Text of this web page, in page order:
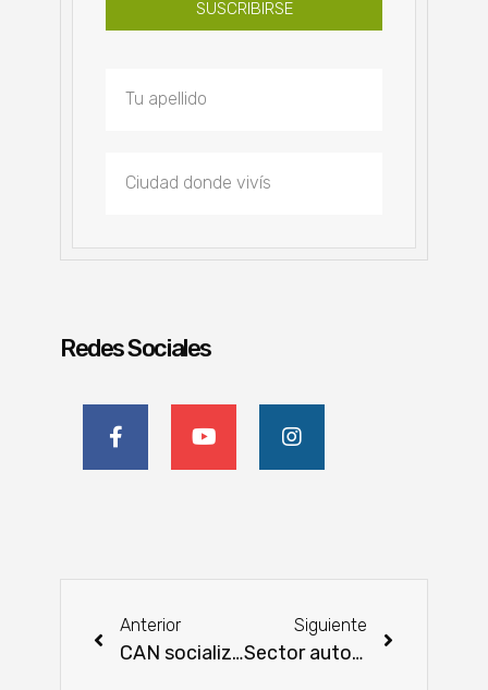
SUSCRIBIRSE
Redes Sociales
Anterior
CAN socializó datos preliminares tras 4 meses de trabajo en campo
Siguiente
Sector automotriz cierra un buen año